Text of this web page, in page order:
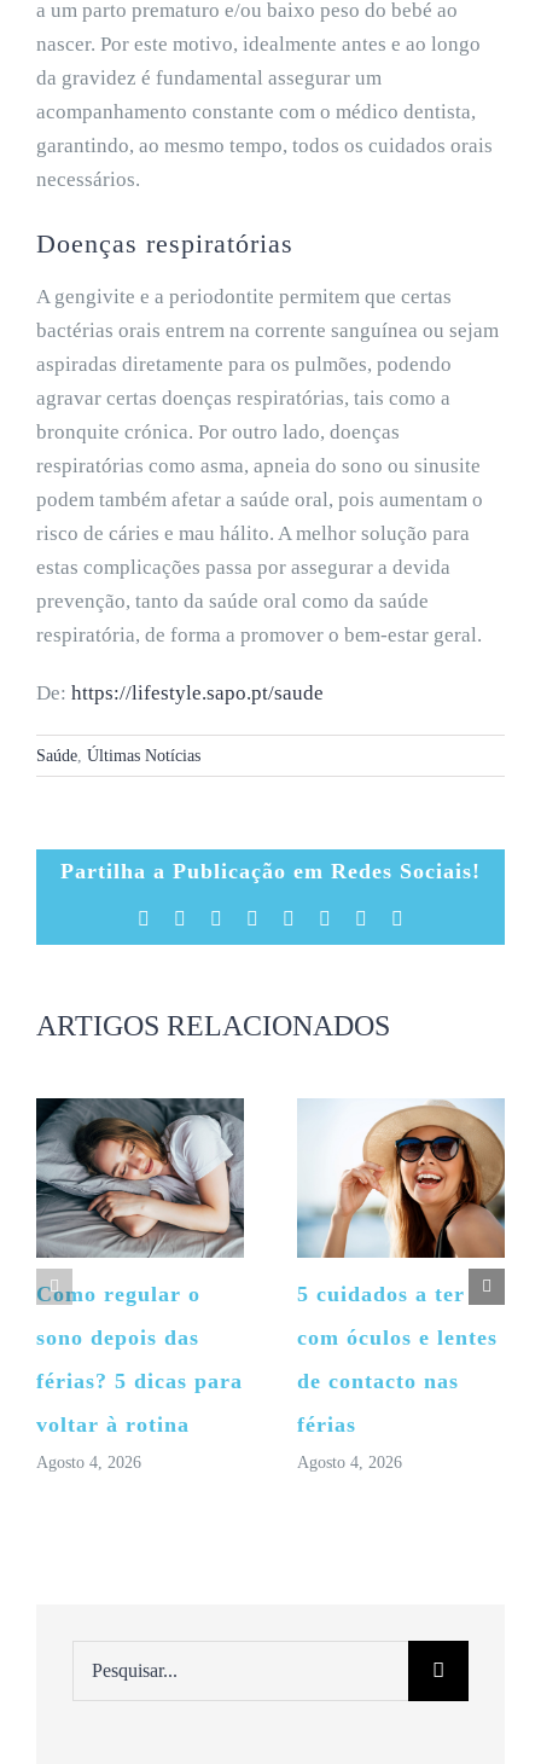
a um parto prematuro e/ou baixo peso do bebé ao
nascer. Por este motivo, idealmente antes e ao longo
da gravidez é fundamental assegurar um
acompanhamento constante com o médico dentista,
garantindo, ao mesmo tempo, todos os cuidados orais
necessários.
Doenças respiratórias
A gengivite e a periodontite permitem que certas
bactérias orais entrem na corrente sanguínea ou sejam
aspiradas diretamente para os pulmões, podendo
agravar certas doenças respiratórias, tais como a
bronquite crónica. Por outro lado, doenças
respiratórias como asma, apneia do sono ou sinusite
podem também afetar a saúde oral, pois aumentam o
risco de cáries e mau hálito. A melhor solução para
estas complicações passa por assegurar a devida
prevenção, tanto da saúde oral como da saúde
respiratória, de forma a promover o bem-estar geral.
De: https://lifestyle.sapo.pt/saude
Saúde Últimas Notícias
Partilha a Publicação em Redes Sociais!
Facebook Reddit LinkedIn
TumblrPinterest
ARTIGOS RELACIONADOS
Como regular o
sono depois das
férias? 5 dicas para
voltar à rotina
Agosto 4, 2026
5 cuidados a ter
com óculos e lentes
de contacto nas
férias
Agosto 4, 2026